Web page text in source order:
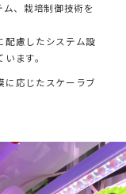
、栽培制御技術を
配慮したシステム設
ます。
に応じたスケーラブ